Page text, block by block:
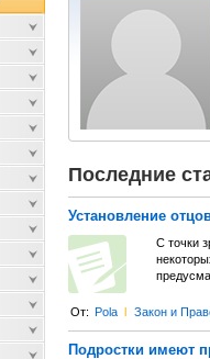
Последние
Установление
С точки
От: Pola l Закон и
Подростки имеют